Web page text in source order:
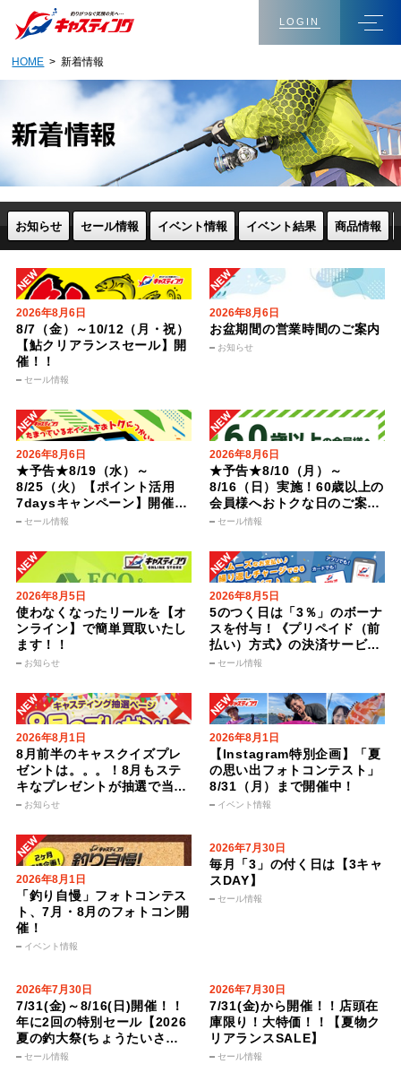
LOGIN
HOME > 新着情報
お知らせ セール情報 イベント情報 イベント結果 商品情報
2026年8月6日
8/7（金）～10/12（月・祝）
【鮎クリアランスセール】開
催！！
セール情報
2026年8月6日
お盆期間の営業時間のご案内
お知らせ
2026年8月6日
★予告★8/19（水）～
8/25（火）【ポイント活用
7daysキャンペーン】開催ま
でにポイントをためておトク
セール情報
2026年8月6日
★予告★8/10（月）～
8/16（日）実施！60歳以上の
会員様へおトクな日のご案内
♪【グランドジェネレーショ
セール情報
2026年8月5日
使わなくなったリールを【オ
ンライン】で簡単買取いたし
ます！！
お知らせ
2026年8月5日
5のつく日は「3％」のボーナ
スを付与！《プリペイド（前
払い）方式》の決済サービス
【CAS Pay】
セール情報
2026年8月1日
8月前半のキャスクイズプレ
ゼントは。。。！8月もステ
キなプレゼントが抽選で当た
る！【キャスティング倶楽部
お知らせ
2026年8月1日
【Instagram特別企画】「夏
の思い出フォトコンテスト」
8/31（月）まで開催中！
イベント情報
2026年8月1日
「釣り自慢」フォトコンテス
ト、7月・8月のフォトコン開
催！
イベント情報
2026年7月30日
毎月「3」の付く日は【3キャ
スDAY】
セール情報
2026年7月30日
7/31(金)～8/16(日)開催！！
年に2回の特別セール【2026
夏の釣大祭(ちょうたいさ
い）第2弾】
セール情報
2026年7月30日
7/31(金)から開催！！店頭在
庫限り！大特価！！【夏物ク
リアランスSALE】
セール情報